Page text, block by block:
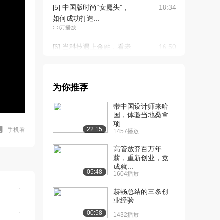
手机看
[5] 中国版时尚“女魔头”，
如何成功打造...
3.3万播放
18:34
[6] 当科技遇上金融，看老
16:50
[7] 从此废除Home键，开
1.9万播放
[8] 硅谷VR大神，打造虚拟
3.6万播放
[9] “Uber停车”，就此让你
和“停车...
[10] 传说中的YC孵出中国
蛋，敢挣美国人...
为你推荐
22:15
带中国设计师来哈
国，体验当地桑拿
项...
1457播放
05:48
高管放弃百万年
薪，重新创业，竟
成就...
1604播放
00:58
赫畅总结的三条创
业经验
1432播放